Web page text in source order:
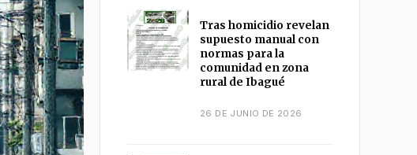
Tras homicidio revelan
supuesto manual con
normas para la
comunidad en zona
rural de Ibagué
26 DE JUNIO DE 2026